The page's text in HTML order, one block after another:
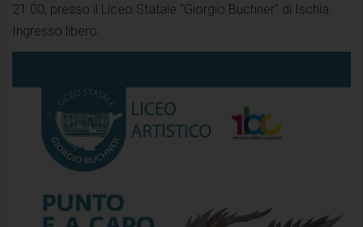
21.00, presso il Liceo Statale "Giorgio Buchner" di Ischia.
Ingresso libero.